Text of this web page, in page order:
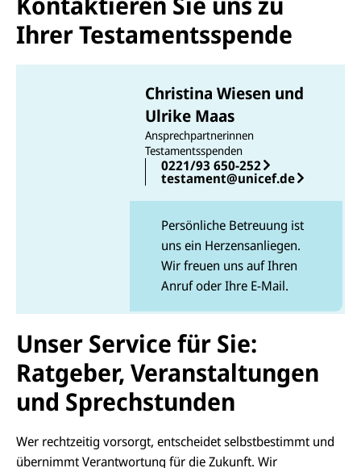
Ihrer Testamentsspende
Christina Wiesen und
Ulrike Maas
Ansprechpartnerinnen
Testamentsspenden
0221/93 650-252
testament@unicef.de
Persönliche Betreuung ist
uns ein Herzensanliegen.
Wir freuen uns auf Ihren
Anruf oder Ihre E-Mail.
Unser Service für Sie:
Ratgeber, Veranstaltungen
und Sprechstunden
Wer rechtzeitig vorsorgt, entscheidet selbstbestimmt und
übernimmt Verantwortung für die Zukunft. Wir